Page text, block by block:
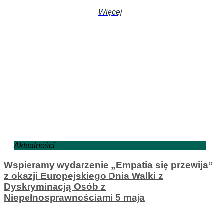
Więcej
Aktualności
Wspieramy wydarzenie „Empatia się przewija”
z okazji Europejskiego Dnia Walki z
Dyskryminacją Osób z
Niepełnosprawnościami 5 maja